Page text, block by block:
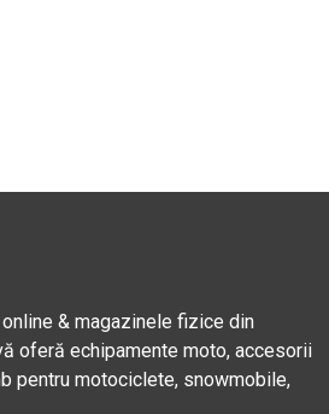
& magazinele fizice din
oferă echipamente moto, accesorii
pentru motociclete, snowmobile,